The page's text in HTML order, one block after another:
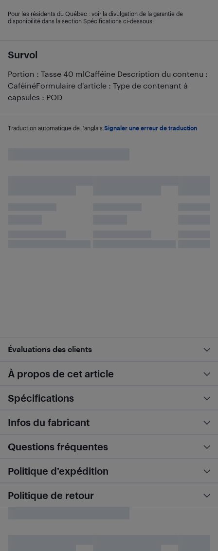
Survol
Portion : Tasse 40 mlCafféine Description du contenu :
CaféinéFormulaire d'article : Type de contenant à
capsules : POD
Traduction automatique de l'anglais. Signaler une erreur de traduction
Pour les résidents du Québec : voir la divulgation de la garantie de
disponibilité dans la section Spécifications ci-dessous.
Évaluations des clients
À propos de cet article
Spécifications
Infos du fabricant
Questions fréquentes
Politique d’expédition
Politique de retour